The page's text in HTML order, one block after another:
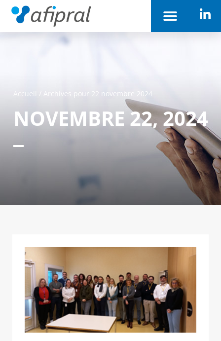
Accueil / Archives pour 22 novembre 2024
NOVEMBRE 22, 2024